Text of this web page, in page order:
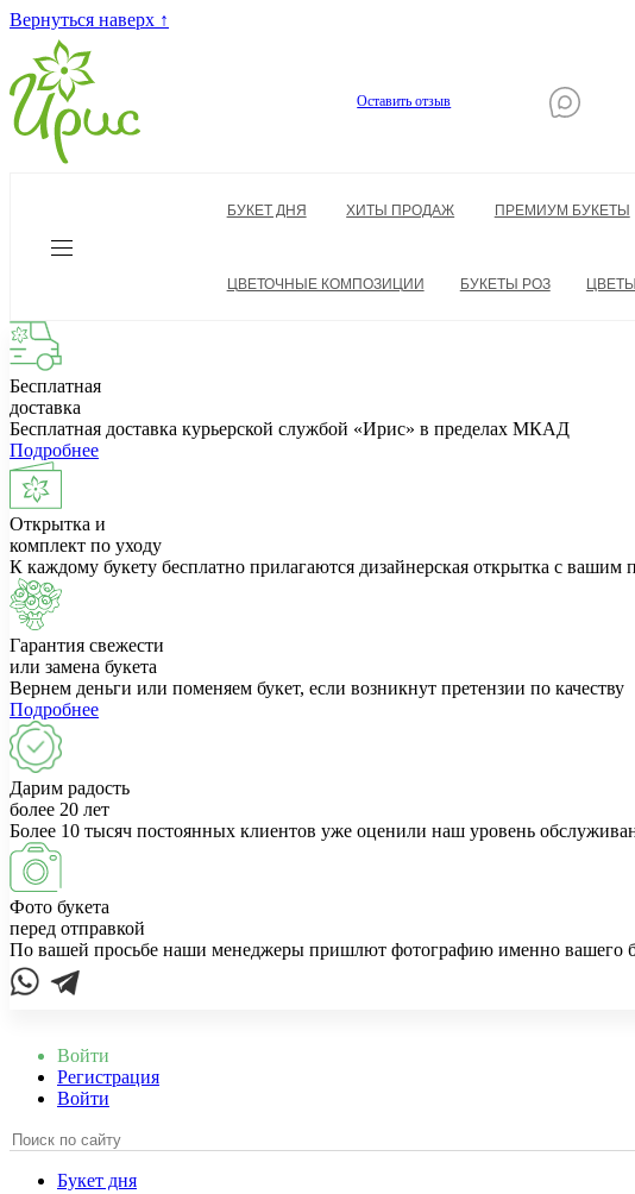
Вернуться наверх ↑
Оставить отзыв
БУКЕТ ДНЯ ХИТЫ ПРОДАЖ ПРЕМИУМ БУКЕТЫ
ЦВЕТОЧНЫЕ КОМПОЗИЦИИ БУКЕТЫ РОЗ ЦВЕТЫ
Бесплатная
доставка
Бесплатная доставка курьерской службой «Ирис» в пределах МКАД
Подробнее
Открытка и
комплект по уходу
К каждому букету бесплатно прилагаются дизайнерская открытка с
Гарантия свежести
или замена букета
Вернем деньги или поменяем букет, если возникнут претензии по качеству
Подробнее
Дарим радость
более 20 лет
Более 10 тысяч постоянных клиентов уже оценили наш уровень
Фото букета
перед отправкой
По вашей просьбе наши менеджеры пришлют фотографию именно вашего
Войти
Регистрация
Войти
Букет дня